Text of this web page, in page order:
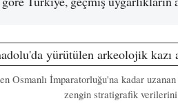
Osmanlı İmparatorluğu'na kadar
zengin stratigrafik verilerini